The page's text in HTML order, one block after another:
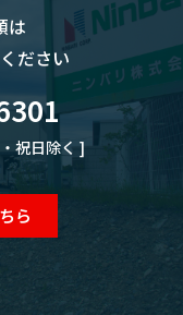
は
ださい
祝日除く ]
ら